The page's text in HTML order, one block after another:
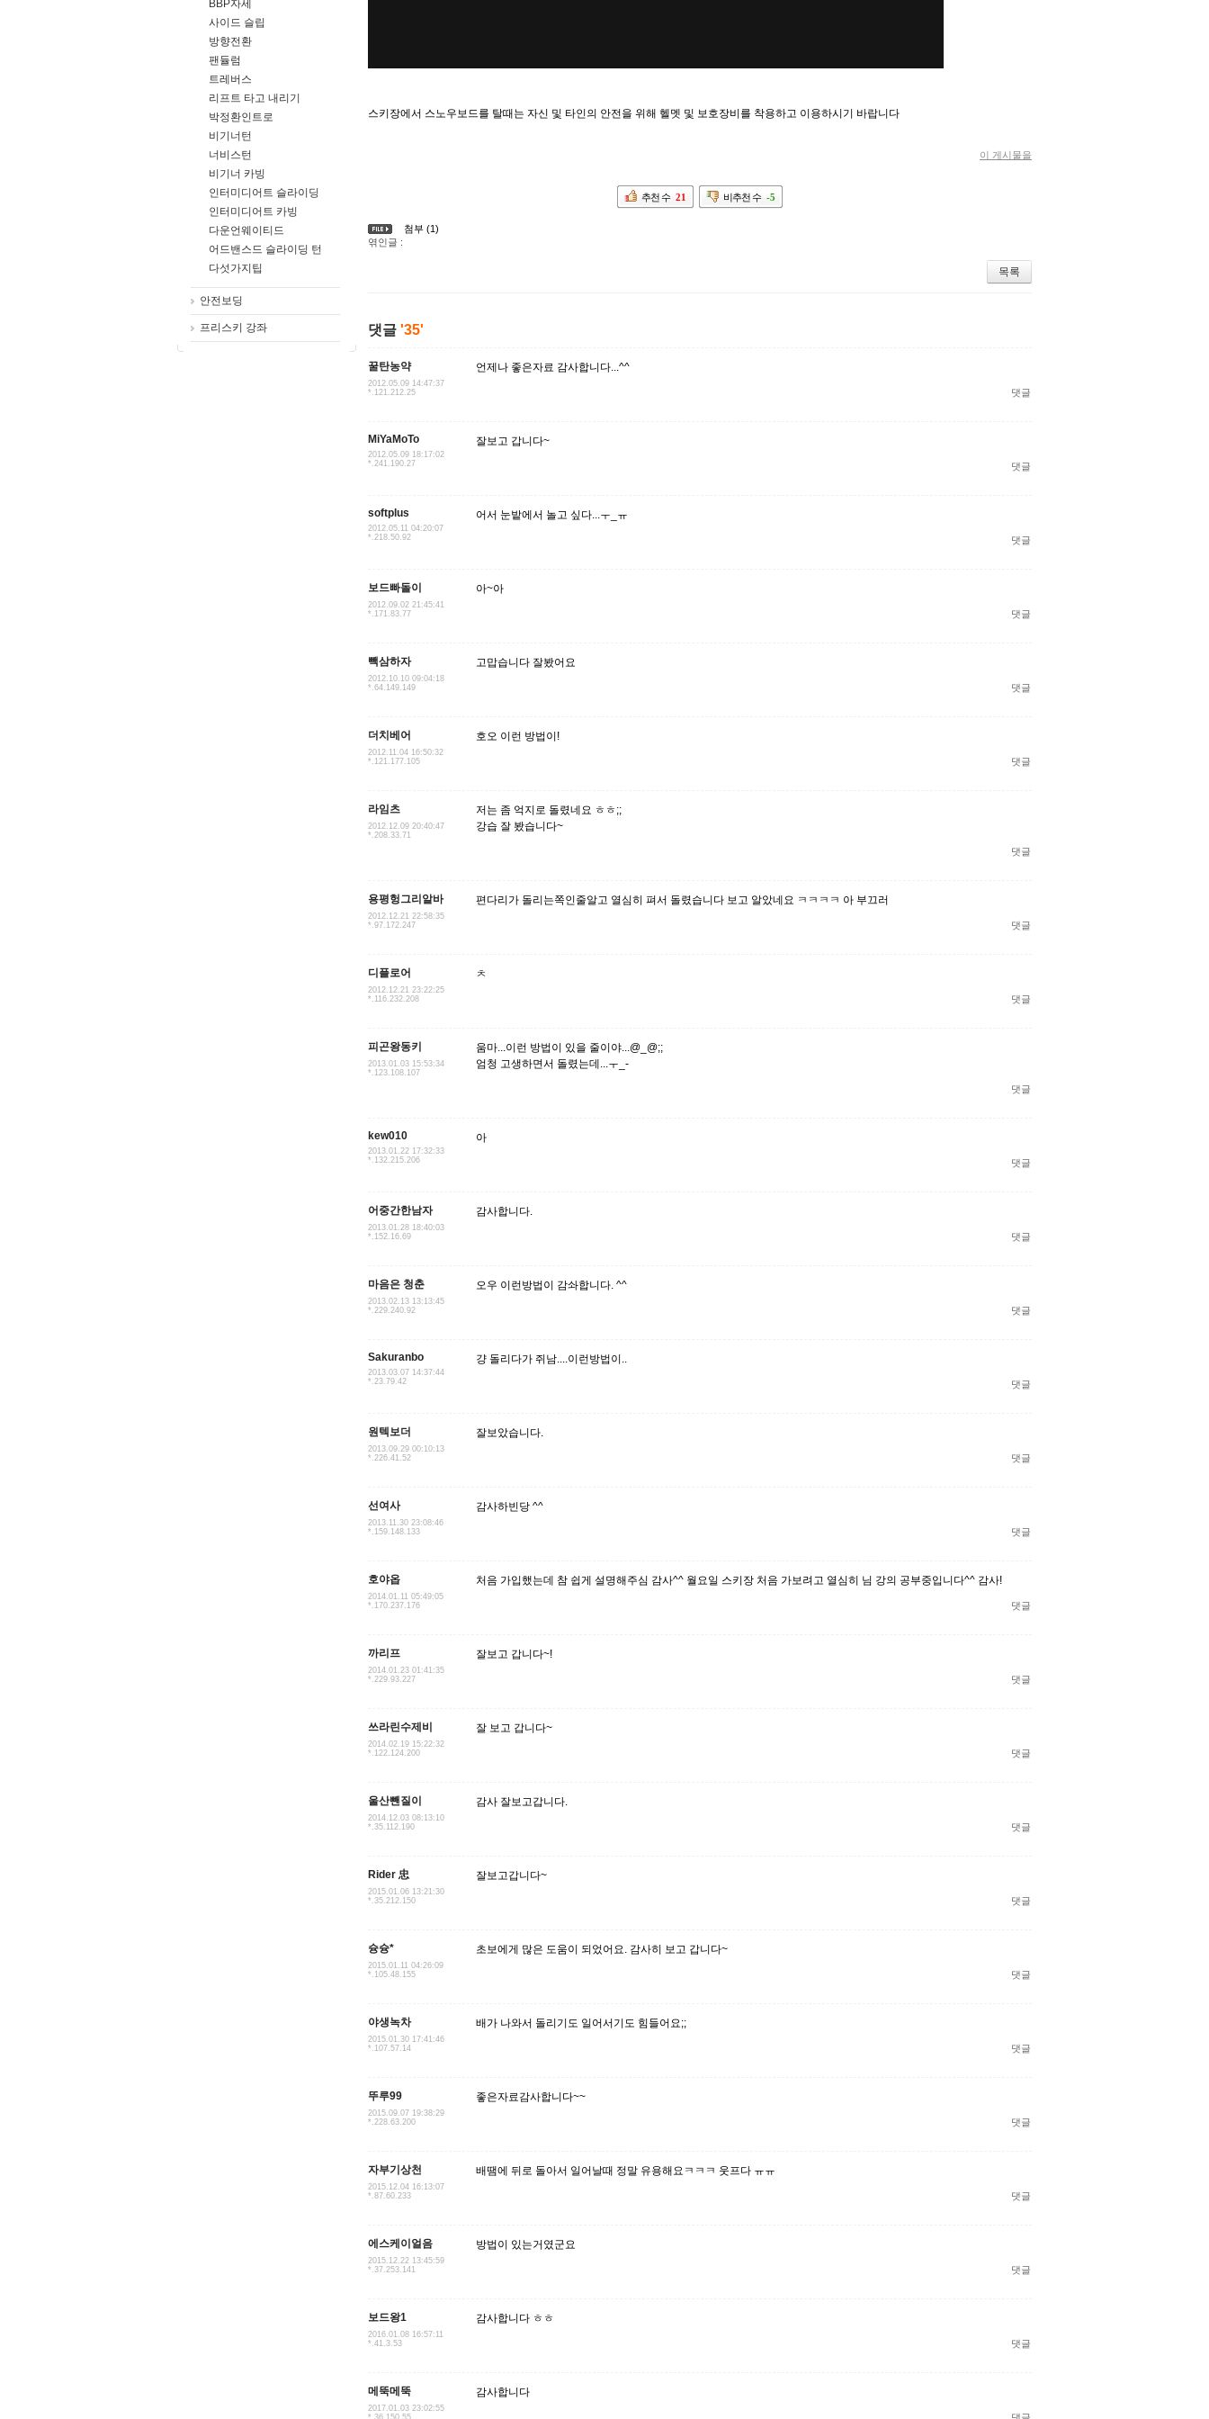
BBP자세
사이드 슬립
방향전환
팬듈럼
트레버스
리프트 타고 내리기
박정환인트로
비기너턴
너비스턴
비기너 카빙
인터미디어트 슬라이딩
인터미디어트 카빙
다운언웨이티드
어드밴스드 슬라이딩 턴
다섯가지팁
안전보딩
프리스키 강좌
스키장에서 스노우보드를 탈때는 자신 및 타인의 안전을 위해 헬멧 및 보호장비를 착용하고 이용하시기 바랍니다
이 게시물을
추천 수 21 비추천 수 -5
첨부 (1)
엮인글 :
목록
댓글 '35'
꿀탄농약
2012.05.09 14:47:37
*.121.212.25
언제나 좋은자료 감사합니다...^^
댓글
MiYaMoTo
2012.05.09 18:17:02
*.241.190.27
잘보고 갑니다~
댓글
softplus
2012.05.11 04:20:07
*.218.50.92
어서 눈밭에서 놀고 싶다...ㅜ_ㅠ
댓글
보드빠돌이
2012.09.02 21:45:41
*.171.83.77
아~아
댓글
빽삼하자
2012.10.10 09:04:18
*.64.149.149
고맙습니다 잘봤어요
댓글
더치베어
2012.11.04 16:50:32
*.121.177.105
호오 이런 방법이!
댓글
라임츠
2012.12.09 20:40:47
*.208.33.71
저는 좀 억지로 돌렸네요 ㅎㅎ;;
강습 잘 봤습니다~
댓글
용평헝그리알바
2012.12.21 22:58:35
*.97.172.247
편다리가 돌리는쪽인줄알고 열심히 펴서 돌렸습니다 보고 알았네요 ㅋㅋㅋㅋ 아 부끄러
댓글
디플로어
2012.12.21 23:22:25
*.116.232.208
ㅊ
댓글
피곤왕동키
2013.01.03 15:53:34
*.123.108.107
움마...이런 방법이 있을 줄이야...@_@;;
엄청 고생하면서 돌렸는데...ㅜ_-
댓글
kew010
2013.01.22 17:32:33
*.132.215.206
아
댓글
어중간한남자
2013.01.28 18:40:03
*.152.16.69
감사합니다.
댓글
마음은 청춘
2013.02.13 13:13:45
*.229.240.92
오우 이런방법이 감솨합니다. ^^
댓글
Sakuranbo
2013.03.07 14:37:44
*.23.79.42
걍 돌리다가 쥐남....이런방법이..
댓글
원텍보더
2013.09.29 00:10:13
*.226.41.52
잘보았습니다.
댓글
선여사
2013.11.30 23:08:46
*.159.148.133
감사하빈당 ^^
댓글
호야옵
2014.01.11 05:49:05
*.170.237.176
처음 가입했는데 참 쉽게 설명해주심 감사^^ 월요일 스키장 처음 가보려고 열심히 님 강의 공부중입니다^^ 감사!
댓글
까리프
2014.01.23 01:41:35
*.229.93.227
잘보고 갑니다~!
댓글
쓰라린수제비
2014.02.19 15:22:32
*.122.124.200
잘 보고 갑니다~
댓글
울산뺀질이
2014.12.03 08:13:10
*.35.112.190
감사 잘보고갑니다.
댓글
Rider 忠
2015.01.06 13:21:30
*.35.212.150
잘보고갑니다~
댓글
슝슝*
2015.01.11 04:26:09
*.105.48.155
초보에게 많은 도움이 되었어요. 감사히 보고 갑니다~
댓글
야생녹차
2015.01.30 17:41:46
*.107.57.14
배가 나와서 돌리기도 일어서기도 힘들어요;;
댓글
뚜루99
2015.09.07 19:38:29
*.228.63.200
좋은자료감사합니다~~
댓글
자부기상천
2015.12.04 16:13:07
*.87.60.233
배땜에 뒤로 돌아서 일어날때 정말 유용해요ㅋㅋㅋ 웃프다 ㅠㅠ
댓글
에스케이얼음
2015.12.22 13:45:59
*.37.253.141
방법이 있는거였군요
댓글
보드왕1
2016.01.08 16:57:11
*.41.3.53
감사합니다 ㅎㅎ
댓글
메뚝메뚝
2017.01.03 23:02:55
*.36.150.55
감사합니다